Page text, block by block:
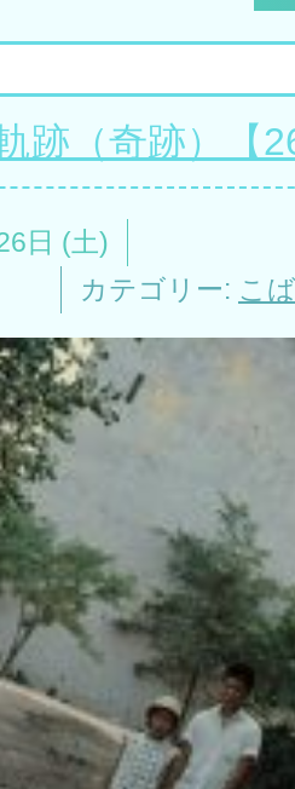
跡（奇跡）【
日 (土)
カテゴリー: こ